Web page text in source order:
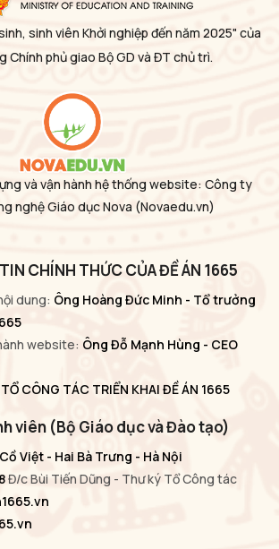
sinh viên Khởi nghiệp đến năm 2025" của
Chính phủ giao Bộ GD và ĐT chủ trì.
và vận hành hệ thống website: Công ty
nghệ Giáo dục Nova (Novaedu.vn)
CHÍNH THỨC CỦA ĐỀ ÁN 1665
dung: Ông Hoàng Đức Minh - Tổ trưởng
website: Ông Đỗ Mạnh Hùng - CEO
TỔ CÔNG TÁC TRIỂN KHAI ĐỀ ÁN 1665
viên (Bộ Giáo dục và Đào tạo)
Việt - Hai Bà Trưng - Hà Nội
Đ/c Bùi Tiến Dũng - Thư ký Tổ Công tác